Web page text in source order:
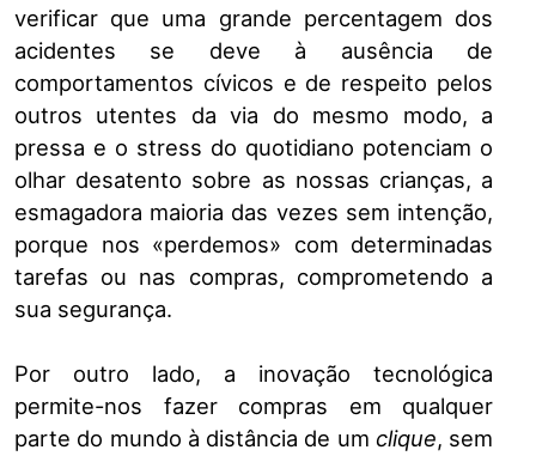
verificar que uma grande percentagem dos
acidentes se deve à ausência de
comportamentos cívicos e de respeito pelos
outros utentes da via do mesmo modo, a
pressa e o stress do quotidiano potenciam o
olhar desatento sobre as nossas crianças, a
esmagadora maioria das vezes sem intenção,
porque nos «perdemos» com determinadas
tarefas ou nas compras, comprometendo a
sua segurança.
Por outro lado, a inovação tecnológica
permite-nos fazer compras em qualquer
parte do mundo à distância de um clique, sem